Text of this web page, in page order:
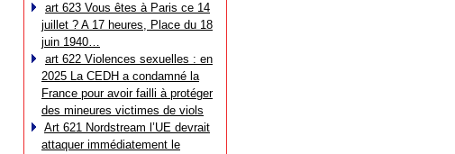
art 623 Vous êtes à Paris ce 14
juillet ? A 17 heures, Place du 18
juin 1940…
art 622 Violences sexuelles : en
2025 La CEDH a condamné la
France pour avoir failli à protéger
des mineures victimes de viols
Art 621 Nordstream l’UE devrait
attaquer immédiatement le